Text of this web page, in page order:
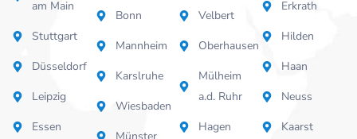
am Main
Stuttgart
Düsseldorf
Leipzig
Essen
Bonn
Mannheim
Karslruhe
Wiesbaden
Velbert
Oberhausen
Mülheim
a.d. Ruhr
Hagen
Erkrath
Hilden
Haan
Neuss
Kaarst